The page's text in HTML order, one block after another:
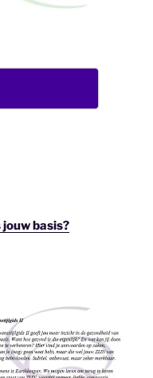
basis?